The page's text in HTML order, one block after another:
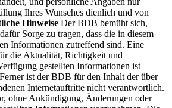
Ihres Wunsches dienlich und von
Hinweise Der BDB bemüht sich,
Sorge zu tragen, dass die in diesem
Informationen zutreffend sind. Eine
die Aktualität, Richtigkeit und
gestellten Informationen ist
ist der BDB für den Inhalt der über
Internetauftritte nicht verantwortlich.
ohne Ankündigung, Änderungen oder